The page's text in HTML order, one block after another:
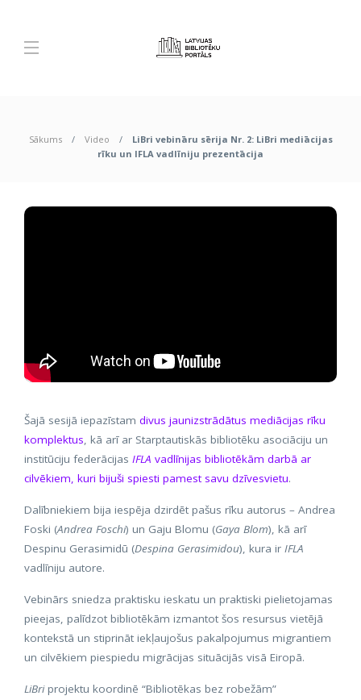
Sākums Video
LiBri vebināru sērija Nr. 2: LiBri mediācijas
rīku un IFLA vadlīniju prezentācija
LiBri vebināru sērija Nr. 2: LiBri
Šajā sesijā iepazīstam divus jaunizstrādātus mediācijas rīku
komplektus, kā arī ar Starptautiskās bibliotēku asociāciju un
institūciju federācijas IFLA vadlīnijas bibliotēkām darbā ar
cilvēkiem, kuri bijuši spiesti pamest savu dzīvesvietu.
Dalībniekiem bija iespēja dzirdēt pašus rīku autorus – Andrea
Foski (Andrea Foschi) un Gaju Blomu (Gaya Blom), kā arī
Despinu Gerasimidū (Despina Gerasimidou), kura ir IFLA
vadlīniju autore.
Vebinārs sniedza praktisku ieskatu un praktiski pielietojamas
pieejas, palīdzot bibliotēkām izmantot šos resursus vietējā
kontekstā un stiprināt iekļaujošus pakalpojumus migrantiem
un cilvēkiem piespiedu migrācijas situācijās visā Eiropā.
LiBriprojektu koordinē “Bibliotēkas bez robežām”